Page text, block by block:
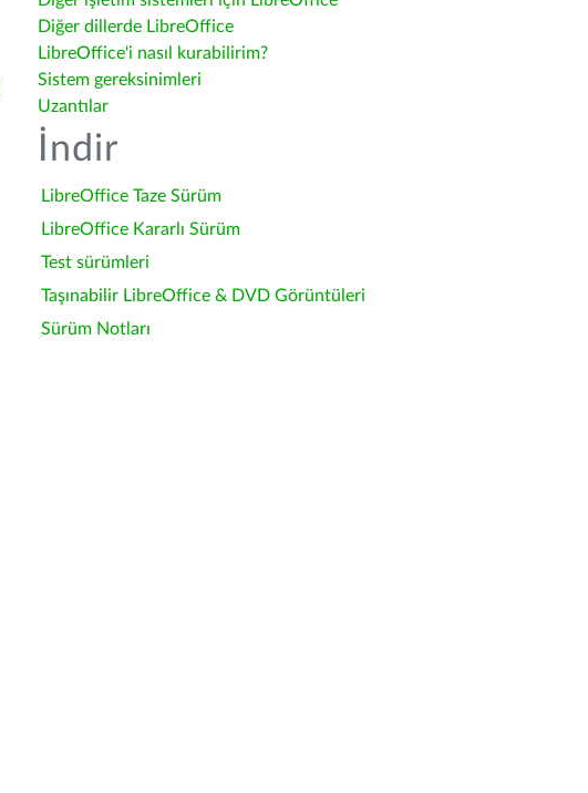
Diğer dillerde LibreOffice
LibreOffice'i nasıl kurabilirim?
Sistem gereksinimleri
Uzantılar
İndir
LibreOffice Taze Sürüm
LibreOffice Kararlı Sürüm
Test sürümleri
Taşınabilir LibreOffice & DVD Görüntüleri
Sürüm Notları